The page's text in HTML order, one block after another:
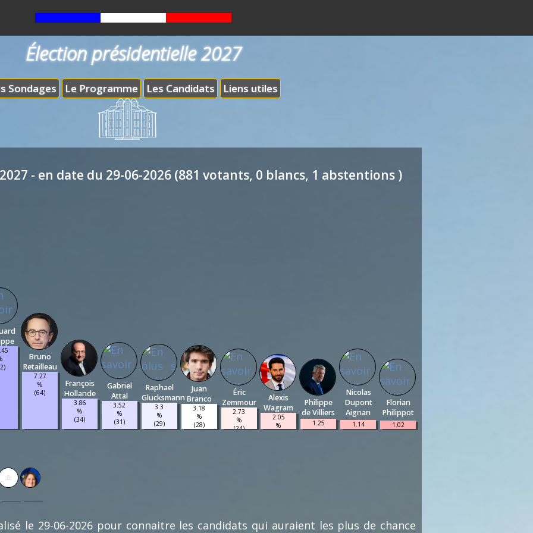
Sondages Le Programme Les Candidats Liens utiles
Élection présidentielle 2027
- en date du 29-06-2026 (881 votants, 0 blancs, 1 abstentions )
Bruno
Retailleau
7.27
%
(64)
François
Hollande
3.86
%
(34)
Gabriel
Attal
3.52
%
(31)
Raphael
Glucksmann
3.3
%
(29)
Juan
Branco
3.18
%
(28)
Éric
Zemmour
2.73
%
(24)
Alexis
Wagram
2.05
%
Philippe
de Villiers
1.25
%
Nicolas
Dupont
Aignan
1.14
%
Florian
Philippot
1.02
0.11
(1)
0.11
le 29-06-2026 pour connaitre les candidats qui auraient les plus de chance